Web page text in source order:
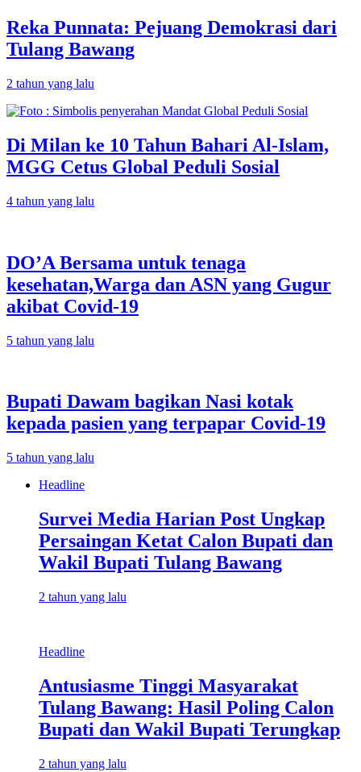
Reka Punnata: Pejuang Demokrasi dari
Tulang Bawang
2 tahun yang lalu
Di Milan ke 10 Tahun Bahari Al-Islam,
MGG Cetus Global Peduli Sosial
4 tahun yang lalu
DO’A Bersama untuk tenaga
kesehatan,Warga dan ASN yang Gugur
akibat Covid-19
5 tahun yang lalu
Bupati Dawam bagikan Nasi kotak
kepada pasien yang terpapar Covid-19
5 tahun yang lalu
Headline
Survei Media Harian Post Ungkap
Persaingan Ketat Calon Bupati dan
Wakil Bupati Tulang Bawang
2 tahun yang lalu
Headline
Antusiasme Tinggi Masyarakat
Tulang Bawang: Hasil Poling Calon
Bupati dan Wakil Bupati Terungkap
2 tahun yang lalu